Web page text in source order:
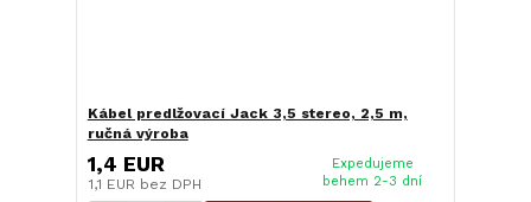
Kábel predlžovací Jack 3,5 stereo, 2,5 m,
ručná výroba
1,4 EUR
1,1 EUR bez DPH
Expedujeme
behem 2-3 dní